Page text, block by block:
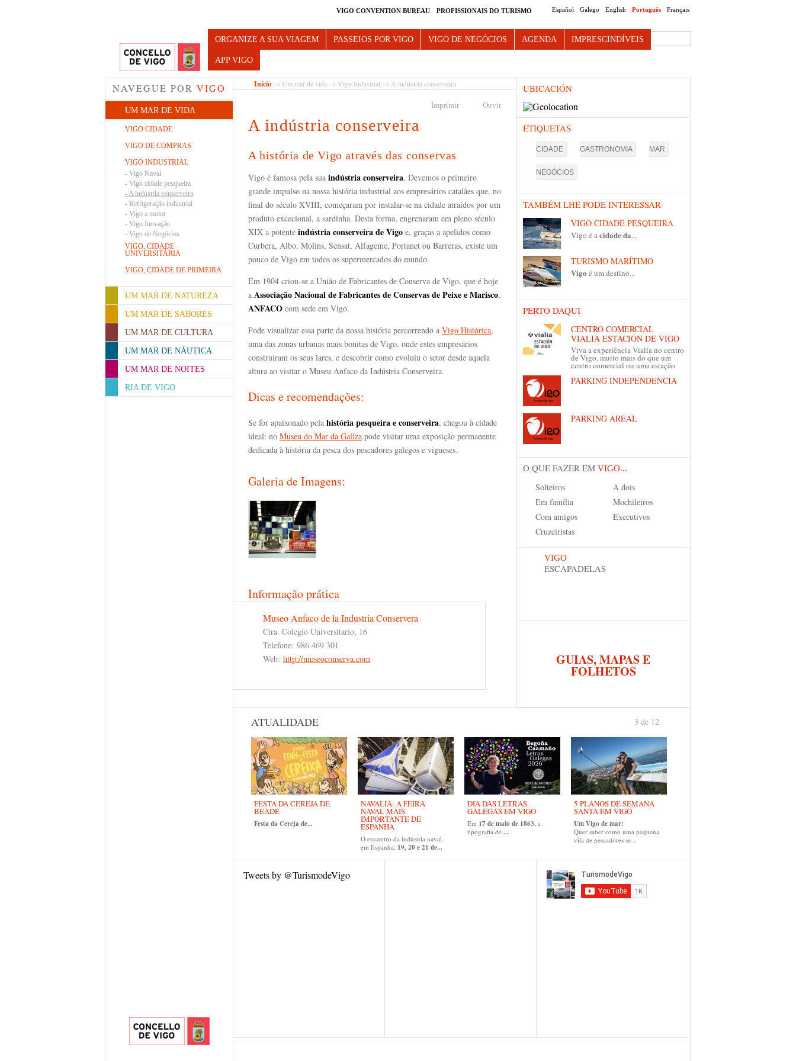
Español Galego English Português Français
VIGO CONVENTION BUREAU PROFISSIONAIS DO TURISMO
Turismo de Vigo Search this site
ORGANIZE A SUA VIAGEM PASSEIOS POR VIGO VIGO DE NEGÓCIOS AGENDA IMPRESCINDÍVEIS
APP VIGO
NAVEGUE POR VIGO
UM MAR DE VIDA
VIGO CIDADE
VIGO DE COMPRAS
VIGO INDUSTRIAL
- Vigo Naval
- Vigo cidade pesqueira
-A indústria conserveira
- Refrigeração industrial
- Vigo a motor
- Vigo Inovação
- Vigo de Negócios
VIGO, CIDADE
UNIVERSITÁRIA
VIGO, CIDADE DE PRIMEIRA
UM MAR DE NATUREZA
UM MAR DE SABORES
UM MAR DE CULTURA
UM MAR DE NÁUTICA
UM MAR DE NOITES
RIA DE VIGO
Início → Um mar de vida → Vigo Industrial → A indústria conserveira
Imprimir Ouvir
A indústria conserveira
A história de Vigo através das conservas
Vigo é famosa pela sua indústria conserveira. Devemos o primeiro
grande impulso na nossa história industrial aos empresários catalães que, no
final do século XVIII, começaram por instalar-se na cidade atraídos por um
produto excecional, a sardinha. Desta forma, engrenaram em pleno século
XIX a potente indústria conserveira de Vigo e, graças a apelidos como
Curbera, Albo, Molíns, Sensat, Alfageme, Portanet ou Barreras, existe um
pouco de Vigo em todos os supermercados do mundo.
Em 1904 criou-se a União de Fabricantes de Conserva de Vigo, que é hoje
a Associação Nacional de Fabricantes de Conservas de Peixe e Marisco,
ANFACO com sede em Vigo.
Pode visualizar essa parte da nossa história percorrendo a Vigo Histórica,
uma das zonas urbanas mais bonitas de Vigo, onde estes empresários
construíram os seus lares, e descobrir como evoluiu o setor desde aquela
altura ao visitar o Museu Anfaco da Indústria Conserveira.
Dicas e recomendações:
Se for apaixonado pela história pesqueira e conserveira, chegou à cidade
ideal: no Museu do Mar da Galiza pode visitar uma exposição permanente
dedicada à história da pesca dos pescadores galegos e vigueses.
Galeria de Imagens:
Informação prática
Museo Anfaco de la Industria Conservera
Ctra. Colegio Universitario, 16
Telefone: 986 469 301
Web: http://museoconserva.com
UBICACIÓN
ETIQUETAS
CIDADE GASTRONOMIA MAR
NEGÓCIOS
TAMBÉM LHE PODE INTERESSAR
VIGO CIDADE PESQUEIRA
Vigo é acidade da...
TURISMO MARÍTIMO
Vigo é um destino...
PERTO DAQUI
CENTRO COMERCIAL
VIALIA ESTACIÓN DE VIGO
Viva a experiência Vialia no centro
de Vigo, muito mais do que um
centro comercial ou uma estação
PARKING INDEPENDENCIA
PARKING AREAL
O QUE FAZER EM VIGO...
Solteiros
A dois
Em família
Mochileiros
Com amigos
Executivos
Cruzeiristas
VIGO
ESCAPADELAS
GUIAS, MAPAS E
FOLHETOS
ATUALIDADE
FESTA DA CEREJA DE
BEADE
Festa da Cereja de...
NAVALIA: A FEIRA
NAVAL MAIS
IMPORTANTE DE
ESPANHA
O encontro da indústria naval
em Espanha: 19, 20 e 21 de...
DIA DAS LETRAS
GALEGAS EM VIGO
Em 17 de maio de 1863, a
tipografia de ...
5 PLANOS DE SEMANA
SANTA EM VIGO
Um Vigo de mar:
Quer saber como uma pequena
vila de pescadores se...
3 de 12
Tweets by @TurismodeVigo